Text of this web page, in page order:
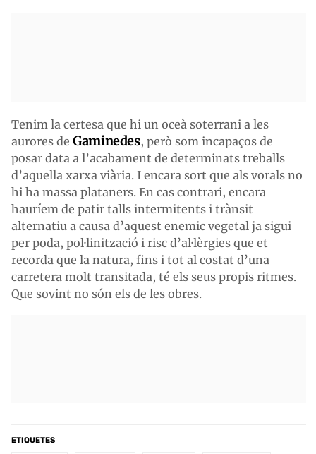
Tenim la certesa que hi un oceà soterrani a les
aurores de Gaminedes, però som incapaços de
posar data a l’acabament de determinats treballs
d’aquella xarxa viària. I encara sort que als vorals no
hi ha massa plataners. En cas contrari, encara
hauríem de patir talls intermitents i trànsit
alternatiu a causa d’aquest enemic vegetal ja sigui
per poda, pol·linització i risc d’al·lèrgies que et
recorda que la natura, fins i tot al costat d’una
carretera molt transitada, té els seus propis ritmes.
Que sovint no són els de les obres.
ETIQUETES